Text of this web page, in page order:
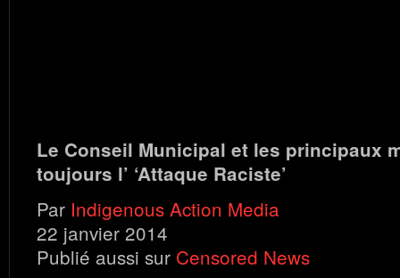
Le Conseil Municipal et les principaux
toujours l’ ‘Attaque Raciste’
Par Indigenous Action Media
22 janvier 2014
Publié aussi sur Censored News